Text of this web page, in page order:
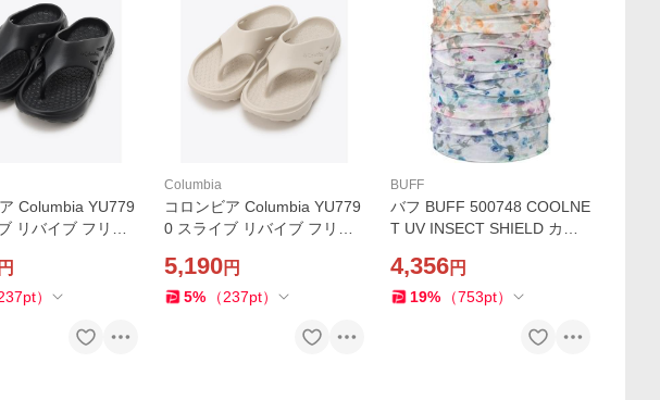
Columbia YU779
リバイブ フリッ
ックス カジュア
アウトドア キャン
円
pt）
Columbia
コロンビア Columbia YU779
0 スライブ リバイブ フリッ
ンダル ユニセックス カジュ
アル タウン アウトドア キャ
5,190円
5% （237pt）
BUFF
バフ BUFF 500748 COOLNE
T UV INSECT SHIELD カラ
UPF50 防虫効果 ネックチュ
ーブ アウトドア 釣り 登山 キ
4,356円
19% （753pt）